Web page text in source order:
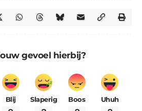
gevoel hierbij?
Blij Slaperig Boos Uhuh